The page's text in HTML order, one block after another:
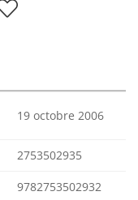
19 octobre 2006
2753502935
9782753502932